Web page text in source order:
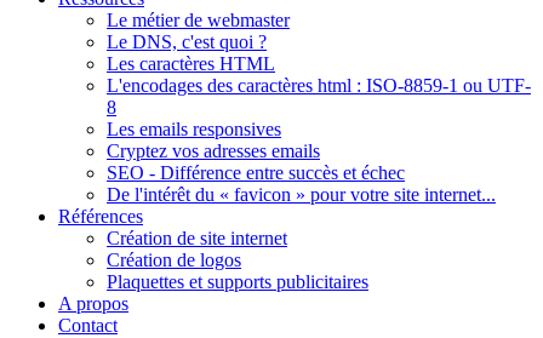
Le métier de webmaster
Le DNS, c'est quoi ?
Les caractères HTML
L'encodages des caractères html : ISO-8859-1 ou UTF-
8
Les emails responsives
Cryptez vos adresses emails
SEO - Différence entre succès et échec
De l'intérêt du « favicon » pour votre site internet...
Références
Création de site internet
Création de logos
Plaquettes et supports publicitaires
A propos
Contact